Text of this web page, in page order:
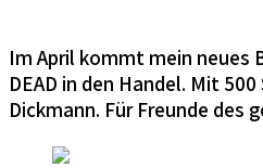
Im April kommt mein neues
DEAD in den Handel. Mit
Dickmann. Für Freunde
geht um alle Arten von